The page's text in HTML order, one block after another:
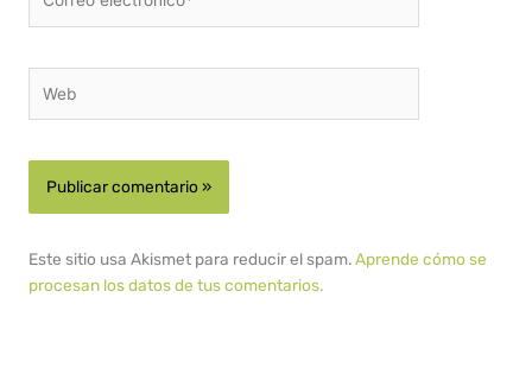
electrónico*
Este sitio usa Akismet para reducir el spam.Aprende cómo se
procesan los datos de tus comentarios.